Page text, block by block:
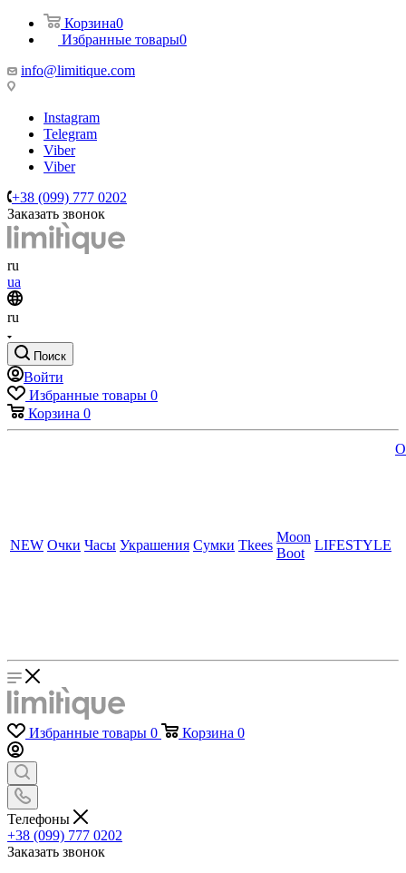
Корзина0
Избранные товары0
info@limitique.com
Instagram
Telegram
Viber
Viber
+38 (099) 777 0202
Заказать звонок
ru
ua
ru
Поиск
Войти
Избранные товары 0
Корзина 0
NEW Очки Часы Украшения Сумки Tkees
Moon
Boot
LIFESTYLE
Избранные товары 0 Корзина 0
Телефоны
+38 (099) 777 0202
Заказать звонок